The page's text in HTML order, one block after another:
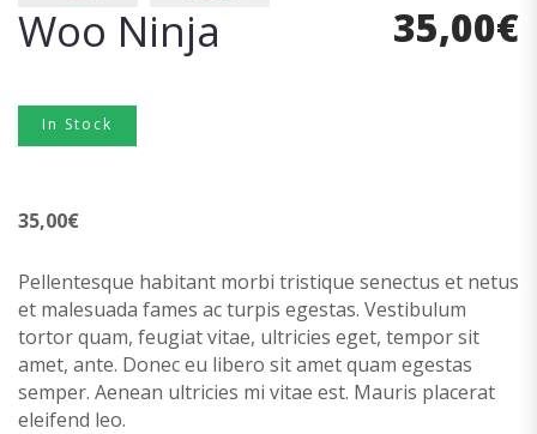
Woo Ninja
In Stock
35,00€
35,00€
Pellentesque habitant morbi tristique senectus et netus
et malesuada fames ac turpis egestas. Vestibulum
tortor quam, feugiat vitae, ultricies eget, tempor sit
amet, ante. Donec eu libero sit amet quam egestas
semper. Aenean ultricies mi vitae est. Mauris placerat
eleifend leo.